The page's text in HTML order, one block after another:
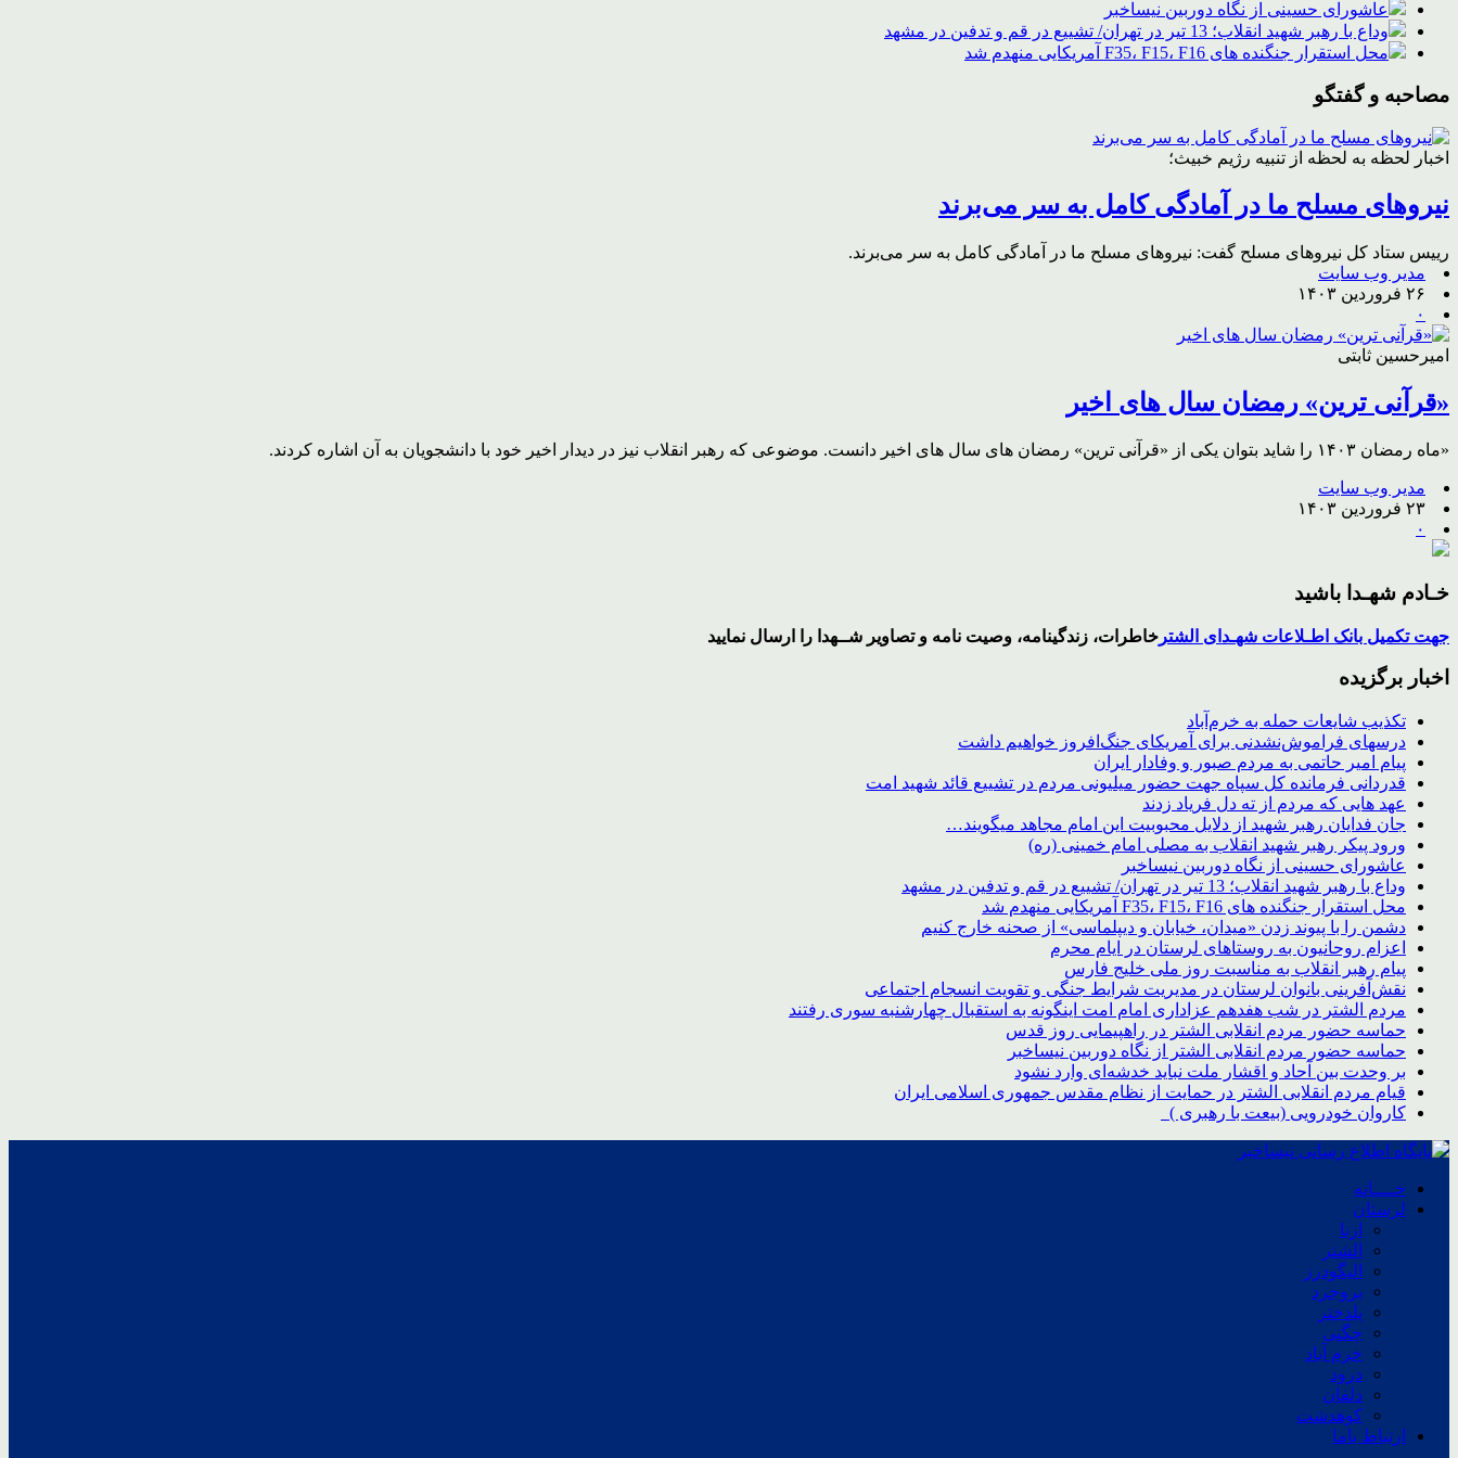
عاشورای حسینی از نگاه دوربین نیساخبر
وداع با رهبر شهید انقلاب؛ 13 تیر در تهران/ تشییع در قم و تدفین در مشهد
محل استقرار جنگنده های F35، F15، F16 آمریکایی منهدم شد
مصاحبه و گفتگو
اخبار لحظه به لحظه از تنبیه رژیم خبیث؛
نیروهای مسلح ما در آمادگی کامل به سر می‌برند
رییس ستاد کل نیروهای مسلح گفت: نیروهای مسلح ما در آمادگی کامل به سر می‌برند.
مدیر وب سایت
۲۶ فروردین ۱۴۰۳
۰
امیرحسین ثابتی
«قرآنی ترین» رمضان سال های اخیر
«ماه رمضان ۱۴۰۳ را شاید بتوان یکی از «قرآنی ترین» رمضان های سال های اخیر دانست. موضوعی که رهبر انقلاب نیز در دیدار اخیر خود با دانشجویان به آن اشاره کردند.
مدیر وب سایت
۲۳ فروردین ۱۴۰۳
۰
خـادم شهـدا باشید
جهت تکمیل بانک اطـلاعات شهـدای الشتر خاطرات، زندگینامه، وصیت نامه و تصاویر شــهدا را ارسال نمایید
اخبار برگزیده
تکذیب شایعات حمله به خرم‌آباد
درسهای فراموش‌نشدنی برای آمریکای جنگ‌افروز خواهیم داشت
پیام امیر حاتمی به مردم صبور و وفادار ایران
قدردانی فرمانده کل سپاه جهت حضور میلیونی مردم در تشییع قائد شهید امت
عهد هایی که مردم از ته دل فریاد زدند
جان فدایان رهبر شهید از دلایل محبوبیت این امام مجاهد میگویند…
ورود پیکر رهبر شهید انقلاب به مصلی امام خمینی (ره)
عاشورای حسینی از نگاه دوربین نیساخبر
وداع با رهبر شهید انقلاب؛ 13 تیر در تهران/ تشییع در قم و تدفین در مشهد
محل استقرار جنگنده های F35، F15، F16 آمریکایی منهدم شد
دشمن را با پیوند زدن «میدان، خیابان و دیپلماسی» از صحنه خارج کنیم
اعزام روحانیون به روستاهای لرستان در ایام محرم
پیام رهبر انقلاب به مناسبت روز ملی خلیج فارس
نقش‌آفرینی بانوان لرستان در مدیریت شرایط جنگی و تقویت انسجام اجتماعی
مردم الشتر در شب هفدهم عزاداری امام امت اینگونه به استقبال چهارشنبه سوری رفتند
حماسه حضور مردم انقلابی الشتر در راهپیمایی روز قدس
حماسه حضور مردم انقلابی الشتر از نگاه دوربین نیساخبر
بر وحدت بین آحاد و اقشار ملت نباید خدشه‌ای وارد نشود
قیام مردم انقلابی الشتر در حمایت از نظام مقدس جمهوری اسلامی ایران
کاروان خودرویی (بیعت با رهبری )
خــــانه
لرستان
ازنا
الشتر
الیگودرز
بروجرد
پلدختر
چگنی
خرم آباد
درود
دلفان
کوهدشت
ارتباط باما